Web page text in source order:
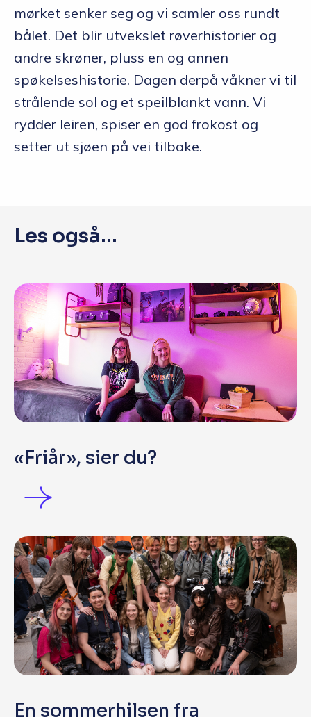
mørket senker seg og vi samler oss rundt
bålet. Det blir utvekslet røverhistorier og
andre skrøner, pluss en og annen
spøkelseshistorie. Dagen derpå våkner vi til
strålende sol og et speilblankt vann. Vi
rydder leiren, spiser en god frokost og
setter ut sjøen på vei tilbake.
Les også...
«Friår», sier du?
En sommerhilsen fra